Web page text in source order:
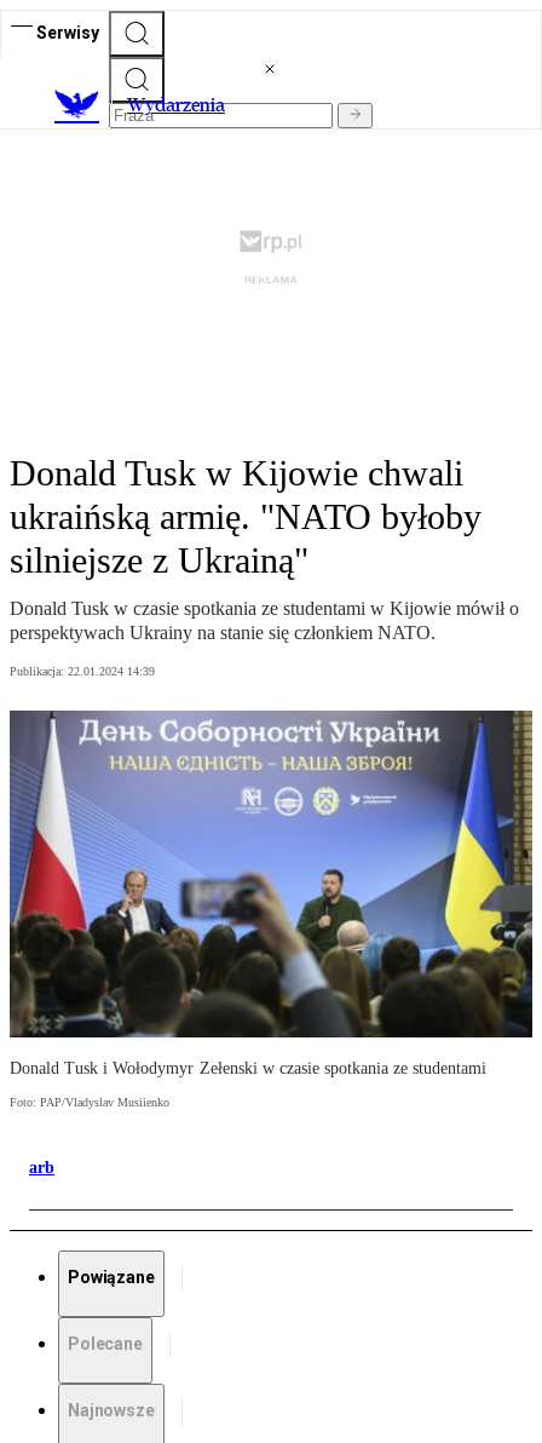
Serwisy
Wydarzenia
Donald Tusk w Kijowie chwali
ukraińską armię. "NATO byłoby
silniejsze z Ukrainą"
Donald Tusk w czasie spotkania ze studentami w Kijowie mówił o
perspektywach Ukrainy na stanie się członkiem NATO.
Publikacja: 22.01.2024 14:39
Donald Tusk i Wołodymyr Zełenski w czasie spotkania ze studentami
Foto: PAP/Vladyslav Musiienko
arb
Powiązane
Polecane
Najnowsze